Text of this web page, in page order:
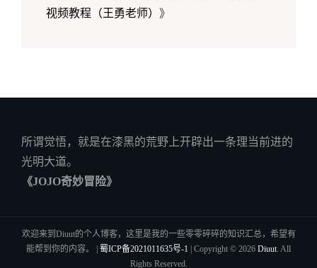
视频教程（王勇老师）
》
所谓觉悟，就是在漆黑的荒野上开辟出一条理当前进的
光明大道。
《JOJO奇妙冒险》
欢迎来到Diuut的个人博客，这里是我的一些零零碎碎的知识汇总，希望有
能帮到你的内容。 | 蜀ICP备2021011635号-1 | Copyright © 2026 Diuut . All
Rights Reserved.